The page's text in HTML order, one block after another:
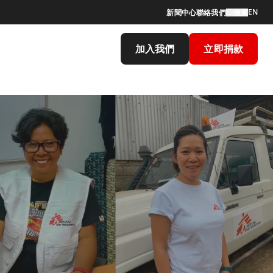
新聞中心聯絡我們 EN
加入我們 立即捐款